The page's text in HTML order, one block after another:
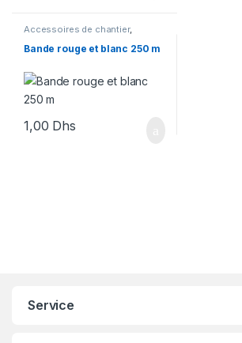
Accessoires de chantier,
Bande rouge et blanc 250 m
1,00 Dhs
Service